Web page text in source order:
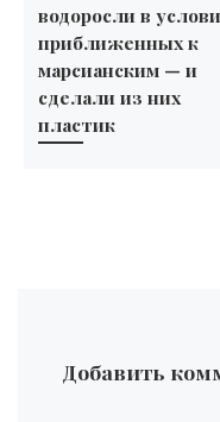
водоросли в
приближенных к
марсианским — и
сделали из них
пластик
Добавить